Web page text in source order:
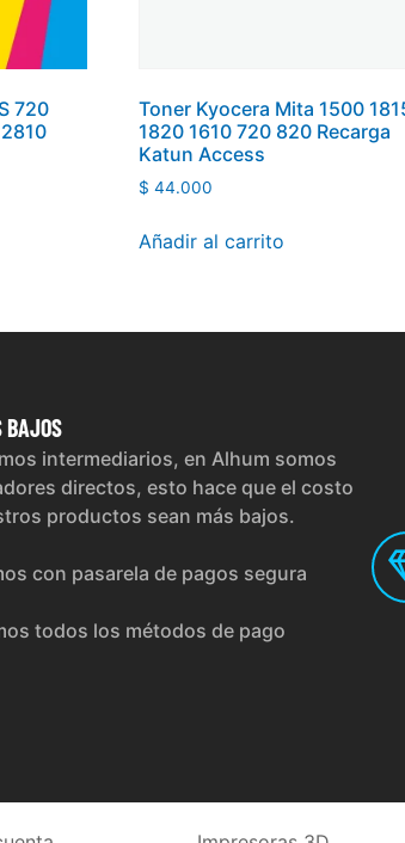
720
Toner Kyocera Mita 1500
1820 1610 720 820 Recarga
Katun Access
$ 44.000
Añadir al carrito
BAJOS
intermediarios, en Alhum somos
directos, esto hace que el costo
productos sean más bajos.
con pasarela de pagos segura
todos los métodos de pago